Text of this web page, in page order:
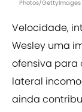
Photos/GettyImages
Velocidade,
Wesley uma
ofensiva para
lateral
ainda